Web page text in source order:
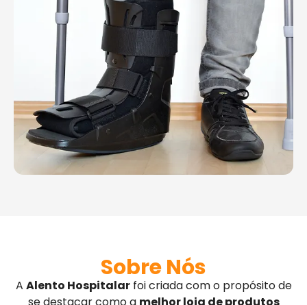
Sobre Nós
A Alento Hospitalarfoi criada com o propósito de